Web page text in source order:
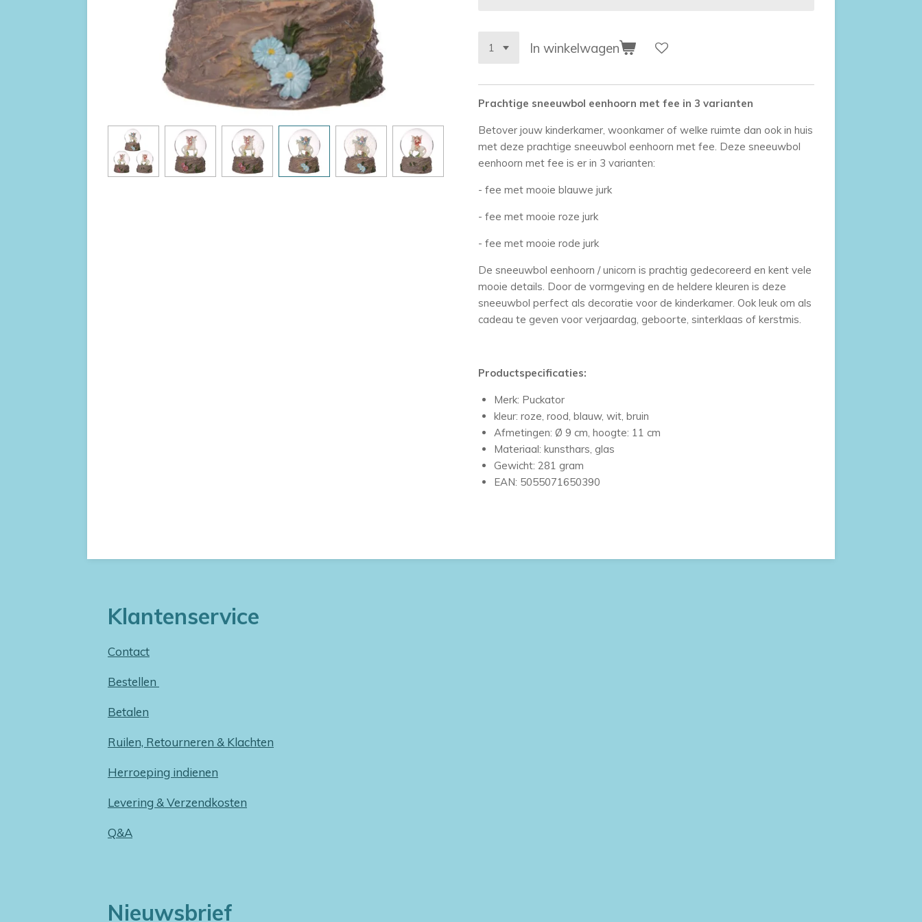
In winkelwagen
Prachtige sneeuwbol eenhoorn met fee in 3 varianten
Betover jouw kinderkamer, woonkamer of welke ruimte dan ook in huis
met deze prachtige sneeuwbol eenhoorn met fee. Deze sneeuwbol
eenhoorn met fee is er in 3 varianten:
- fee met mooie blauwe jurk
- fee met mooie roze jurk
- fee met mooie rode jurk
De sneeuwbol eenhoorn / unicorn is prachtig gedecoreerd en kent vele
mooie details. Door de vormgeving en de heldere kleuren is deze
sneeuwbol perfect als decoratie voor de kinderkamer. Ook leuk om als
cadeau te geven voor verjaardag, geboorte, sinterklaas of kerstmis.
Productspecificaties:
Merk: Puckator
kleur: roze, rood, blauw, wit, bruin
Afmetingen: Ø 9 cm, hoogte: 11 cm
Materiaal: kunsthars, glas
Gewicht: 281 gram
EAN: 5055071650390
Klantenservice
Contact
Bestellen
Betalen
Ruilen, Retourneren & Klachten
Herroeping indienen
Levering & Verzendkosten
Q&A
Nieuwsbrief